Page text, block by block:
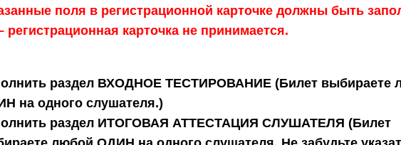
поля в регистрационной карточке должны быть
регистрационная карточка не принимается.
раздел ВХОДНОЕ ТЕСТИРОВАНИЕ (Билет выбираете
на одного слушателя.)
раздел ИТОГОВАЯ АТТЕСТАЦИЯ СЛУШАТЕЛЯ (Билет